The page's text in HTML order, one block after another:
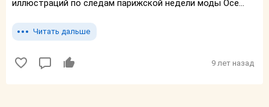
иллюстраций по следам парижской недели моды Осе...
Читать дальше
9 лет назад